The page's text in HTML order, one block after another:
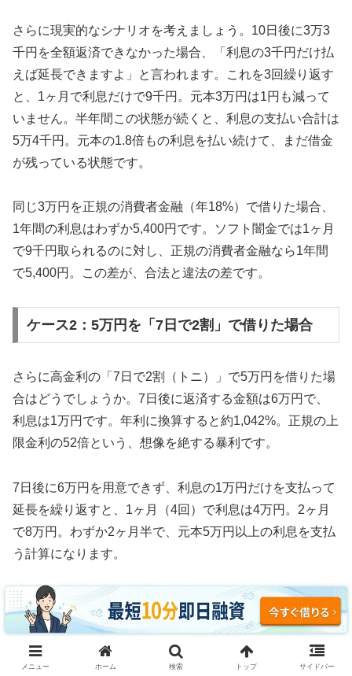
さらに現実的なシナリオを考えましょう。10日後に3万3
千円を全額返済できなかった場合、「利息の3千円だけ払
えば延長できますよ」と言われます。これを3回繰り返す
と、1ヶ月で利息だけで9千円。元本3万円は1円も減って
いません。半年間この状態が続くと、利息の支払い合計は
5万4千円。元本の1.8倍もの利息を払い続けて、まだ借金
が残っている状態です。
同じ3万円を正規の消費者金融（年18%）で借りた場合、
1年間の利息はわずか5,400円です。ソフト闇金では1ヶ月
で9千円取られるのに対し、正規の消費者金融なら1年間
で5,400円。この差が、合法と違法の差です。
ケース2：5万円を「7日で2割」で借りた場合
さらに高金利の「7日で2割（トニ）」で5万円を借りた場
合はどうでしょうか。7日後に返済する金額は6万円で、
利息は1万円です。年利に換算すると約1,042%。正規の上
限金利の52倍という、想像を絶する暴利です。
7日後に6万円を用意できず、利息の1万円だけを支払って
延長を繰り返すと、1ヶ月（4回）で利息は4万円。2ヶ月
で8万円。わずか2ヶ月半で、元本5万円以上の利息を支払
う計算になります。
3ヶ月続けた場合、利息の支払い総額は約12万円。元本5
万円の2.4倍の利息を取られ、それでも借金は減っていま
せん。これがソフト闇金の実態です。
メニュー ホーム 検索 トップ サイドバー